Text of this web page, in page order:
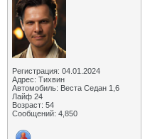
Регистрация: 04.01.2024
Адрес: Тихвин
Автомобиль: Веста Седан 1,6
Лайф 24
Возраст: 54
Сообщений: 4,850